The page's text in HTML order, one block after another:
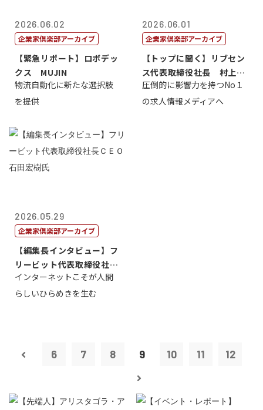
2026.06.02
企業家倶楽部アーカイブ
【緊急リポート】ロボデッ
クス MUJIN
物流自動化に新たな選択肢
を提供
2026.06.01
企業家倶楽部アーカイブ
【トップに聞く】リブセン
ス代表取締役社長 村上太
一 氏
圧倒的に影響力を持つNo１
の求人情報メディアへ
2026.05.29
企業家倶楽部アーカイブ
【編集長インタビュー】フ
リービット代表取締役社長
ＣＥＯ 石田...
インターネットこそが人間
らしいひらめきを生む
6 7 8 9 10 11 12